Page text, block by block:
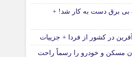
بی برق دست به کار شد! +
آفرین در کشور از فردا + جزییات
مسکن و خودرو را رسماً راحت